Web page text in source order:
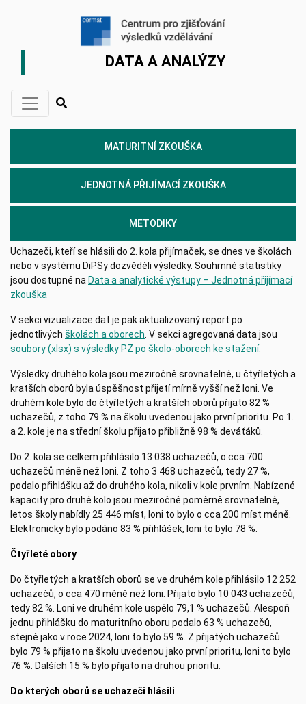
DATA A ANALÝZY
MATURITNÍ ZKOUŠKA
JEDNOTNÁ PŘIJÍMACÍ ZKOUŠKA
METODIKY
Uchazeči, kteří se hlásili do 2. kola přijímaček, se dnes ve školách
nebo v systému DiPSy dozvěděli výsledky. Souhrnné statistiky
jsou dostupné na Data a analytické výstupy – Jednotná přijímací
zkouška
V sekci vizualizace dat je pak aktualizovaný report po
jednotlivých školách a oborech . V sekci agregovaná data jsou
soubory (xlsx) s výsledky PZ po školo-oborech ke stažení.
Výsledky druhého kola jsou meziročně srovnatelné, u čtyřletých a
kratších oborů byla úspěšnost přijetí mírně vyšší než loni. Ve
druhém kole bylo do čtyřletých a kratších oborů přijato 82 %
uchazečů, z toho 79 % na školu uvedenou jako první prioritu. Po 1.
a 2. kole je na střední školu přijato přibližně 98 % deváťáků.
Do 2. kola se celkem přihlásilo 13 038 uchazečů, o cca 700
uchazečů méně než loni. Z toho 3 468 uchazečů, tedy 27 %,
podalo přihlášku až do druhého kola, nikoli v kole prvním. Nabízené
kapacity pro druhé kolo jsou meziročně poměrně srovnatelné,
letos školy nabídly 25 446 míst, loni to bylo o cca 200 míst méně.
Elektronicky bylo podáno 83 % přihlášek, loni to bylo 78 %.
Čtyřleté obory
Do čtyřletých a kratších oborů se ve druhém kole přihlásilo 12 252
uchazečů, o cca 470 méně než loni. Přijato bylo 10 043 uchazečů,
tedy 82 %. Loni ve druhém kole uspělo 79,1 % uchazečů. Alespoň
jednu přihlášku do maturitního oboru podalo 63 % uchazečů,
stejně jako v roce 2024, loni to bylo 59 %. Z přijatých uchazečů
bylo 79 % přijato na školu uvedenou jako první prioritu, loni to bylo
76 %. Dalších 15 % bylo přijato na druhou prioritu.
Do kterých oborů se uchazeči hlásili